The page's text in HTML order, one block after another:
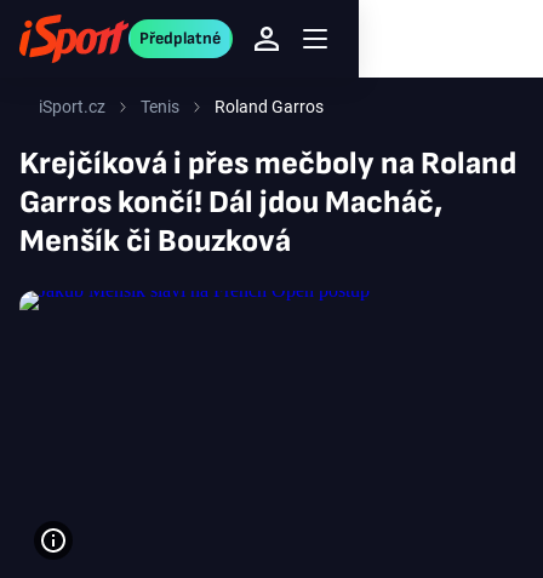
Předplatné
iSport.cz Tenis Roland Garros
Krejčíková i přes mečboly na Roland
Garros končí! Dál jdou Macháč,
Menšík či Bouzková